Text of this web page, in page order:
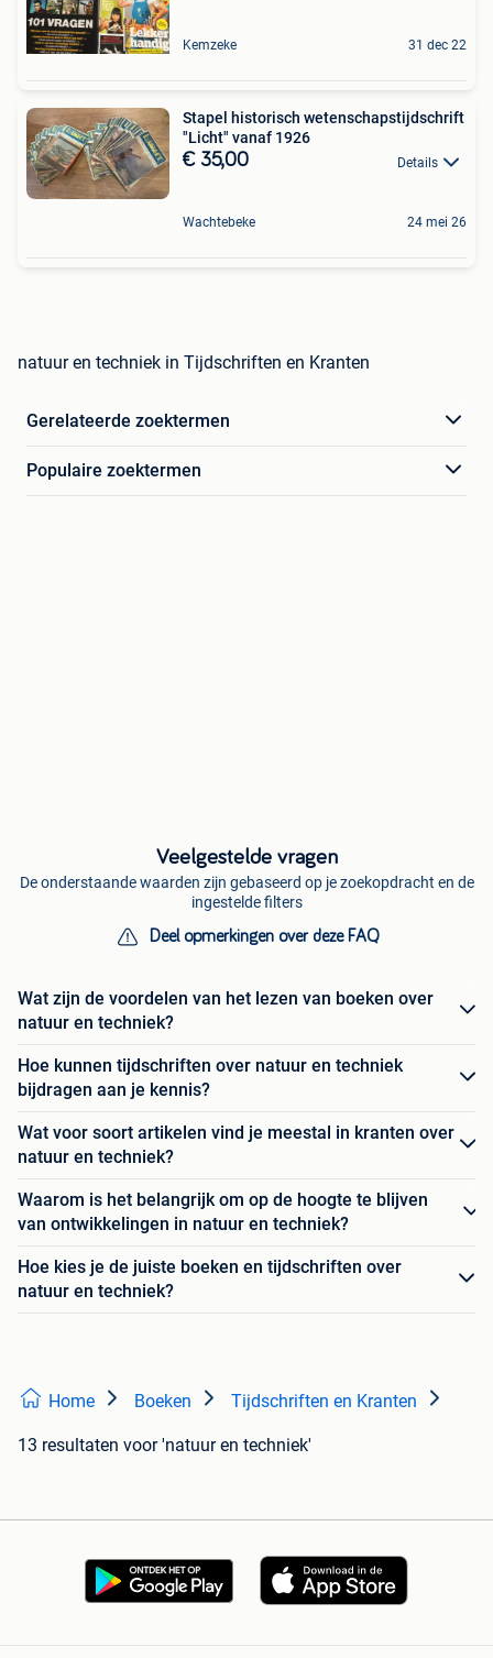
Kemzeke 31 dec 22
Stapel historisch wetenschapstijdschrift
"Licht" vanaf 1926
€ 35,00 Details
Wachtebeke 24 mei 26
natuur en techniek in Tijdschriften en Kranten
Gerelateerde zoektermen
Populaire zoektermen
Veelgestelde vragen
De onderstaande waarden zijn gebaseerd op je zoekopdracht en de
ingestelde filters
Deel opmerkingen over deze FAQ
Wat zijn de voordelen van het lezen van boeken over
natuur en techniek?
Hoe kunnen tijdschriften over natuur en techniek
bijdragen aan je kennis?
Wat voor soort artikelen vind je meestal in kranten over
natuur en techniek?
Waarom is het belangrijk om op de hoogte te blijven
van ontwikkelingen in natuur en techniek?
Hoe kies je de juiste boeken en tijdschriften over
natuur en techniek?
Home Boeken Tijdschriften en Kranten
13 resultaten voor 'natuur en techniek'